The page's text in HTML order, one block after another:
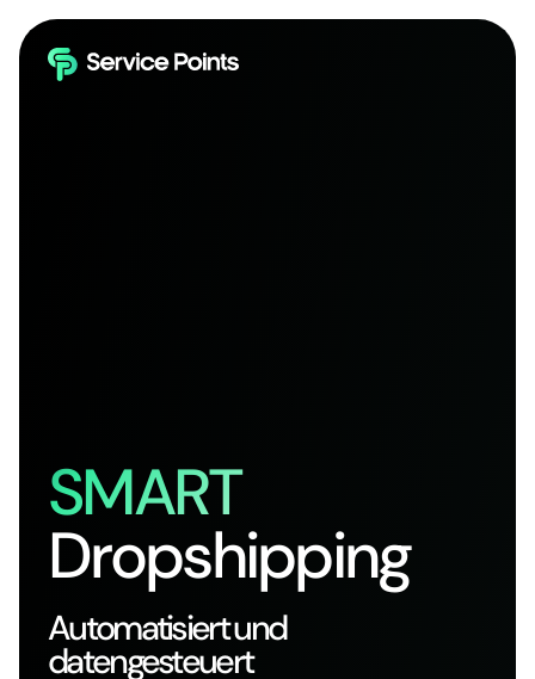
SMART
Dropshipping
Automatisiert und
datengesteuert